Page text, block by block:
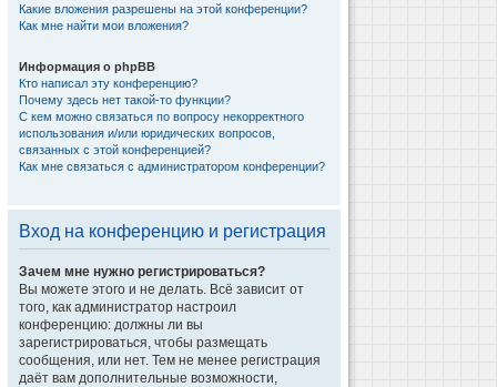
Какие вложения разрешены на этой конференции?
Как мне найти мои вложения?
Информация о phpBB
Кто написал эту конференцию?
Почему здесь нет такой-то функции?
С кем можно связаться по вопросу некорректного
использования и/или юридических вопросов,
связанных с этой конференцией?
Как мне связаться с администратором конференции?
Вход на конференцию и регистрация
Зачем мне нужно регистрироваться?
Вы можете этого и не делать. Всё зависит от
того, как администратор настроил
конференцию: должны ли вы
зарегистрироваться, чтобы размещать
сообщения, или нет. Тем не менее регистрация
даёт вам дополнительные возможности,